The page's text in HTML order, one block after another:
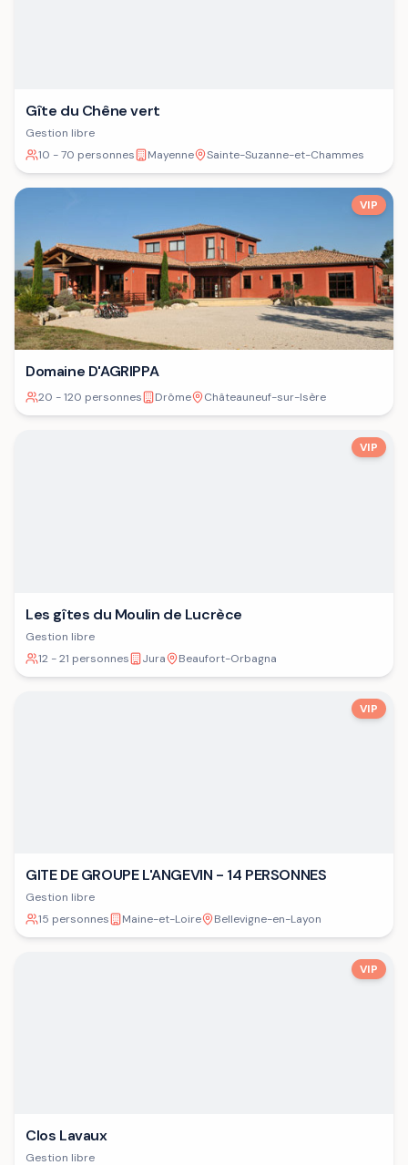
Gîte du Chêne vert
Gestion libre
10 - 70 personnes
Mayenne Sainte-Suzanne-et-Chammes
VIP
Domaine D'AGRIPPA
20 - 120 personnes Drôme Châteauneuf-sur-Isère
VIP
Les gîtes du Moulin de Lucrèce
Gestion libre
12 - 21 personnes
Jura Beaufort-Orbagna
VIP
GITE DE GROUPE L'ANGEVIN - 14 PERSONNES
Gestion libre
15 personnes
Maine-et-Loire Bellevigne-en-Layon
VIP
Clos Lavaux
Gestion libre